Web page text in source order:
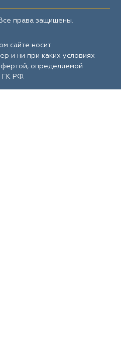
права защищены.
сайте носит
и ни при каких условиях
определяемой
ГК РФ.